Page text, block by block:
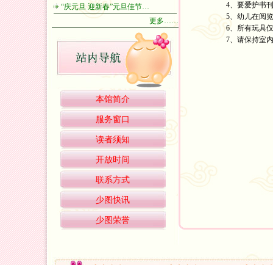
“庆元旦 迎新春”元旦佳节…
更多……
本馆简介
服务窗口
读者须知
开放时间
联系方式
少图快讯
少图荣誉
4、要爱护书刊
5、幼儿在阅览
6、所有玩具仅
7、请保持室内